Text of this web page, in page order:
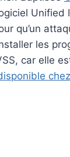
Unified
qu’un
les
car elle